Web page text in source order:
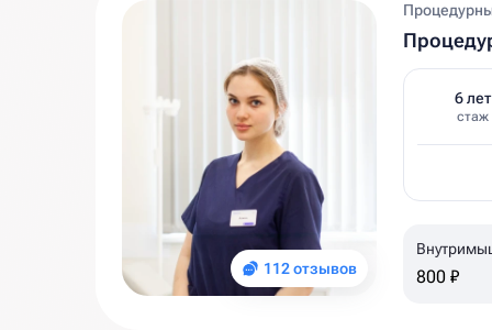
112 отзывов
6 лет
стаж
mcg 1,0 ml
800 ₽